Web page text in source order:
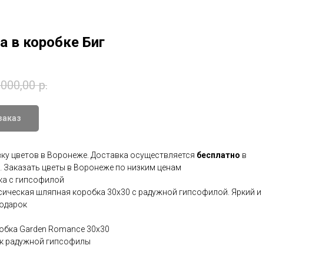
в коробке Биг
р.
цветов в Воронеже. Доставка осуществляется бесплатно в
Заказать цветы в Воронеже по низким ценам
с гипсофилой
шляпная коробка 30х30 с радужной гипсофилой. Яркий и
Garden Romance 30x30
радужной гипсофилы